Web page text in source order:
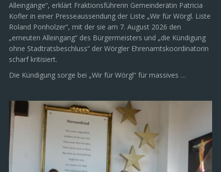
Alleingänge“, erklärt Fraktionsführerin Gemeinderätin Patricia
Kofler in einer Presseaussendung der Liste „Wir für Wörgl. Liste
Roland Ponholzer“, mit der sie am 7. August 2026 den
„erneuten Alleingang“ des Bürgermeisters und „die Kündigung
ohne Stadtratsbeschluss“ der Wörgler Ehrenamtskoordinatorin
scharf kritisiert.
Die Kündigung sorge bei „Wir für Wörgl“ für massives …